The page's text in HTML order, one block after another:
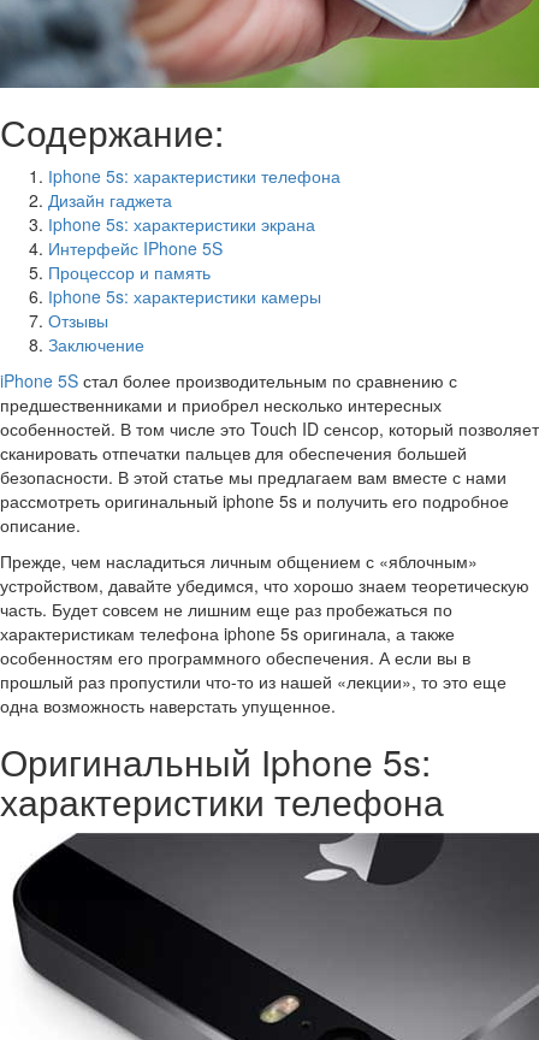
Содержание:
Іphone 5s: характеристики телефона
Дизайн гаджета
Іphone 5s: характеристики экрана
Интерфейс IPhone 5S
Процессор и память
Іphone 5s: характеристики камеры
Отзывы
Заключение
iPhone 5S стал более производительным по сравнению с
предшественниками и приобрел несколько интересных
особенностей. В том числе это Touch ID сенсор, который позволяет
сканировать отпечатки пальцев для обеспечения большей
безопасности. В этой статье мы предлагаем вам вместе с нами
рассмотреть оригинальный iphone 5s и получить его подробное
описание.
Прежде, чем насладиться личным общением с «яблочным»
устройством, давайте убедимся, что хорошо знаем теоретическую
часть. Будет совсем не лишним еще раз пробежаться по
характеристикам телефона iphone 5s оригинала, а также
особенностям его программного обеспечения. А если вы в
прошлый раз пропустили что-то из нашей «лекции», то это еще
одна возможность наверстать упущенное.
Оригинальный Іphone 5s:
характеристики телефона